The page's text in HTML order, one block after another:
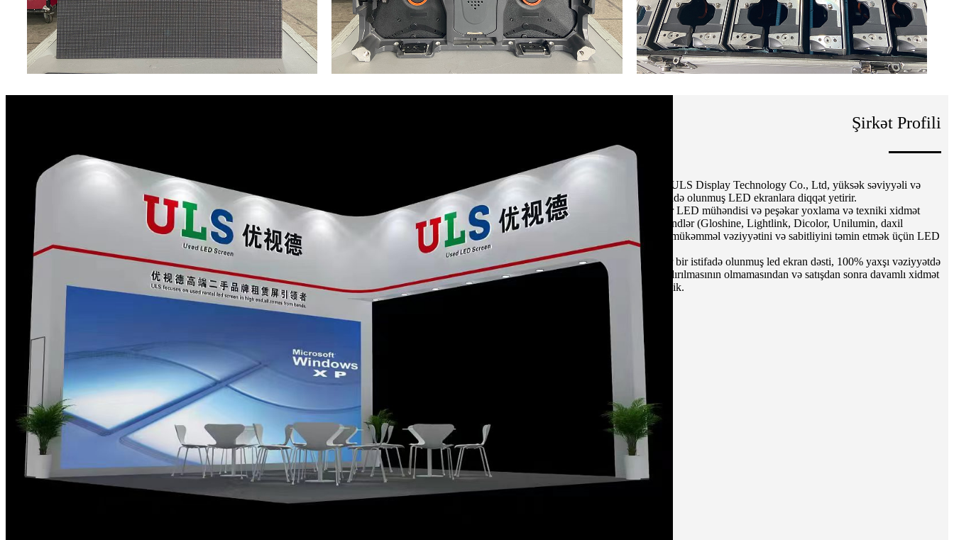
Şirkət Profili
2016-cı ildə qurulan Shenzhen ULS Display Technology Co., Ltd, yüksək səviyyəli və
ekran xidməti bazarlarında istifadə olunmuş LED ekranlara diqqət yetirir.
Şirkətimizdə hazırda 22 peşəkar LED mühəndisi və peşəkar yoxlama və texniki xidmət
qrupu var; seçilmiş işlənmiş brendlər (Gloshine, Lightlink, Dicolor, Unilumin, daxil
olmaqla) 1-2 il ərzində ekranın mükəmməl vəziyyətini və sabitliyini təmin etmək üçün LED
ekranlar istehsal edir.
ULS anbarından göndərilən hər bir istifadə olunmuş led ekran dəsti, 100% yaxşı vəziyyətdə
saxlanıldığından, ölü piksel çatdırılmasının olmamasından və satışdan sonra davamlı xidmət
dəstəyi təklif etdiyimizdən əminik.